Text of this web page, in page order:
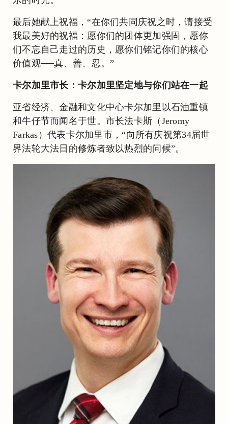
最后她献上祝福，“在你们共同庆祝之时，请接受
我最美好的祝福：愿你们的团体更加强固，愿你
们不忘自己走过的历史，愿你们铭记你们的核心
价值观──真、善、忍。”
卡尔加里市长：卡尔加里坚定地与你们站在一起
亚省经济、金融和文化中心卡尔加里以石油重镇
和牛仔节而闻名于世。市长法卡斯（Jeromy
Farkas）代表卡尔加里市，“向所有庆祝第34届世
界法轮大法日的修炼者致以热烈的问候”。